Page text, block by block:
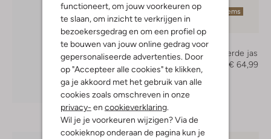
functioneert, om jouw voorkeuren op
te slaan, om inzicht te verkrijgen in
bezoekersgedrag en om een profiel op
te bouwen van jouw online gedrag voor
gepersonaliseerde advertenties. Door
op "Accepteer alle cookies" te klikken,
ga je akkoord met het gebruik van alle
cookies zoals omschreven in onze
privacy- en cookieverklaring
Wil je je voorkeuren wijzigen? Via de
cookieknop onderaan de pagina kun je
Ontdek de look
Laatste items
Vingino
Gewatteerde jas
€ 64,99